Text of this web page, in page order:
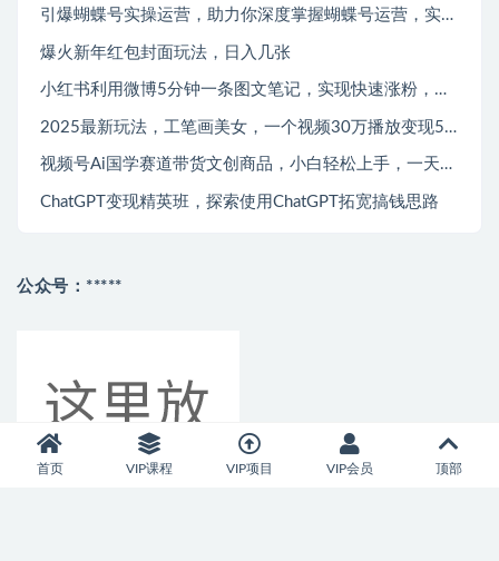
引爆蝴蝶号实操运营，助力你深度掌握蝴蝶号运营，实现高效实操，开启流量变现之路
爆火新年红包封面玩法，日入几张
小红书利用微博5分钟一条图文笔记，实现快速涨粉，商单接到手软
2025最新玩法，工笔画美女，一个视频30万播放变现500+
视频号Ai国学赛道带货文创商品，小白轻松上手，一天多张
ChatGPT变现精英班，探索使用ChatGPT拓宽搞钱思路
公众号：*****
首页 VIP课程 VIP项目 VIP会员 顶部